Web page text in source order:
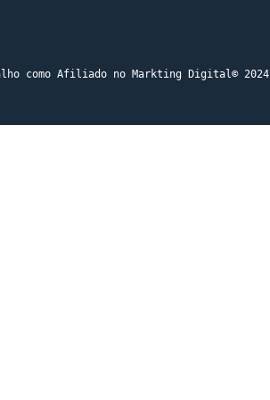
como Afiliado no Markting Digital© 2024